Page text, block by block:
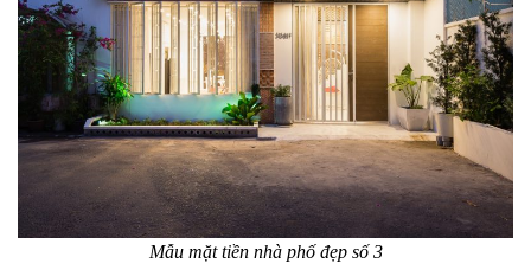
Mẫu mặt tiền nhà phố đẹp số 3